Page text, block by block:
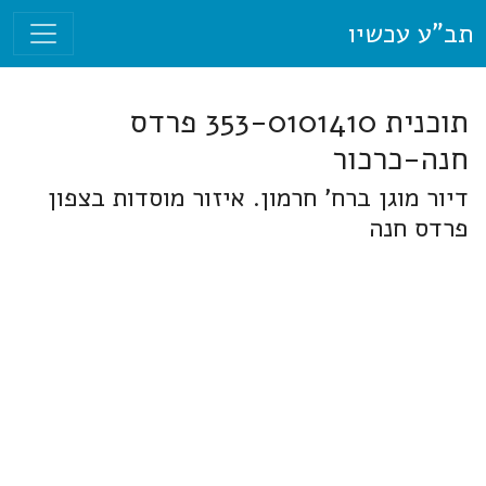
תב"ע עכשיו
תוכנית 353-0101410 פרדס
חנה-כרכור
דיור מוגן ברח' חרמון. איזור מוסדות בצפון
פרדס חנה